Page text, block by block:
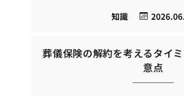
知識
葬儀保険の解約を考えるタイ
意点